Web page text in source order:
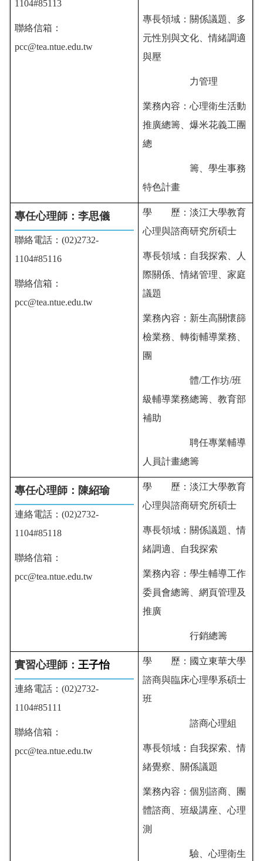
1104#85113
聯絡信箱：
pcc@tea.ntue.edu.tw
專長領域：關係議題、多
元性別與文化、情緒調適
與壓
力管理
業務內容：心理衛生活動
推廣總籌、爆米花義工團
總
籌、學生事務
特色計畫
專任心理師：李思儀
聯絡電話：(02)2732-
1104#85116
聯絡信箱：
pcc@tea.ntue.edu.tw
學 歷：淡江大學教育
心理與諮商研究所碩士
專長領域：自我探索、人
際關係、情緒管理、家庭
議題
業務內容： 新生高關懷篩
檢業務、轉銜輔導業務
團
體/工作坊/班
級輔導業務總籌、教育部
補助
聘任專業輔導
人員計畫總籌
專任心理師： 陳紹瑜
連絡電話：(02)2732-
1104#85118
聯絡信箱：
pcc@tea.ntue.edu.tw
學 歷：淡江大學教育
心理與諮商研究所碩士
專長領域：關係議題、情
緒調適、自我探索
業務內容：學生輔導工作
委員會總籌、網頁管理及
推廣
行銷總籌
實習心理師：王子怡
連絡電話：(02)2732-
1104#85111
聯絡信箱：
pcc@tea.ntue.edu.tw
學 歷： 國立東華大學
諮商與臨床心理學系碩士
班
諮商心理組
專長領域： 自我探索、情
緒覺察、關係議題
業務內容：個別諮商、團
體諮商、班級講座、心理
測
驗、心理衛生